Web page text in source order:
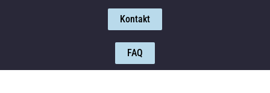
Kontakt
FAQ